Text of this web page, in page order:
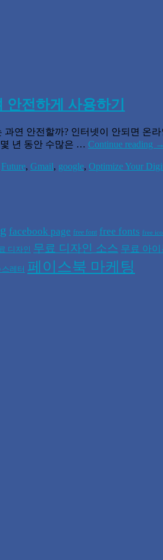
전하게 사용하기
연 안전할까? 인터넷이 안되면 온
년 동안 수많은 … Continue reading →
Future, Gmail, google, Optimize Your
facebook page free font free fonts free
디자인 무료 디자인 소스 무료 아이
레터 페이스북 마케팅